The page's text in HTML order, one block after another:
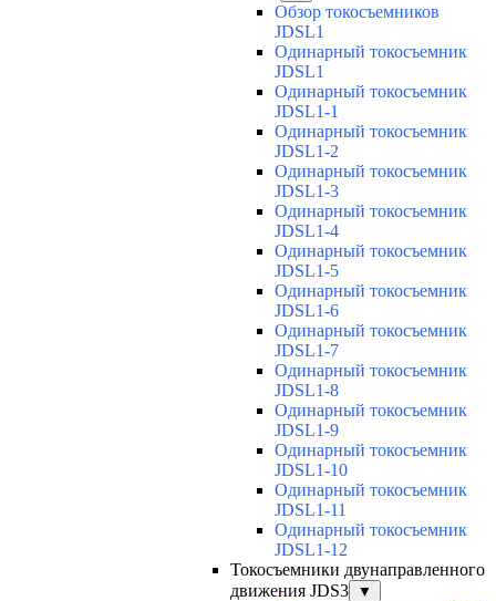
Обзор токосъемников
JDSL1
Одинарный токосъемник
JDSL1
Одинарный токосъемник
JDSL1-1
Одинарный токосъемник
JDSL1-2
Одинарный токосъемник
JDSL1-3
Одинарный токосъемник
JDSL1-4
Одинарный токосъемник
JDSL1-5
Одинарный токосъемник
JDSL1-6
Одинарный токосъемник
JDSL1-7
Одинарный токосъемник
JDSL1-8
Одинарный токосъемник
JDSL1-9
Одинарный токосъемник
JDSL1-10
Одинарный токосъемник
JDSL1-11
Одинарный токосъемник
JDSL1-12
Токосъемники двунаправленного
движения JDS3
▼